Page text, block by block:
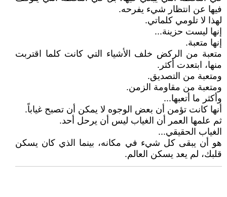
فيها عن انتظار شيء يفرحه.
لهذا لا تلومي كلماتي.
إنها ليست حزينة...
إنها متعبة.
متعبة من الركض خلف الأشياء التي كانت كلما اقتربت
منها، ابتعدت أكثر.
ومتعبة من التصديق.
ومتعبة من مقاومة الزمن.
وأكثر ما أتعبها...
أنها كانت تؤمن أن بعض الوجوه لا يمكن أن تصبح غياباً.
ثم علمها العمر أن الغياب ليس أن يرحل أحد.
الغياب الحقيقي...
هو أن يبقى كل شيء في مكانه، بينما الذي كان يسكن
قلبك، لم يعد يسكن العالم.